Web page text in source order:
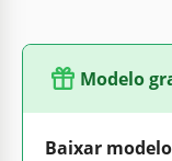
Modelo
Baixar